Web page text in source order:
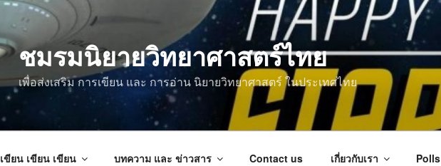
ชมรมนิยายวิทยาศาสตร์ไทย
เพื่อส่งเสริม การเขียน และ การอ่าน นิยายวิทยาศาสตร์ ในประเทศไทย
เขียน เขียน เขียน บทความ และ ข่าวสาร Contact us เกี่ยวกับเรา Polls